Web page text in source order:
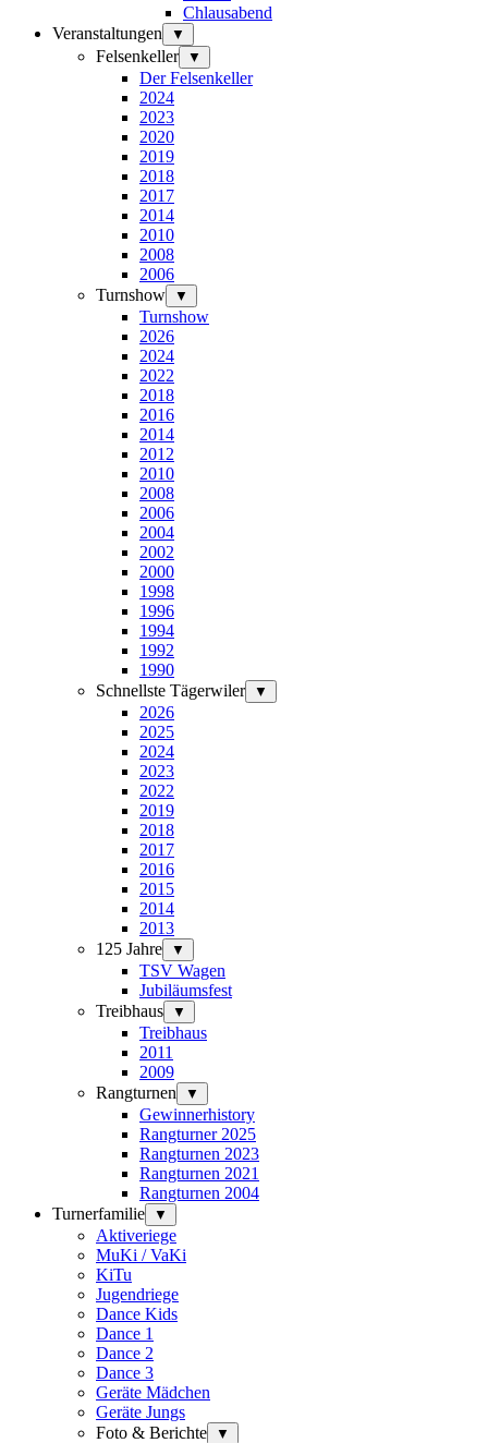
Chlausabend
Veranstaltungen
▼
Felsenkeller ▼
Der Felsenkeller
2024
2023
2020
2019
2018
2017
2014
2010
2008
2006
Turnshow
▼
Turnshow
2026
2024
2022
2018
2016
2014
2012
2010
2008
2006
2004
2002
2000
1998
1996
1994
1992
1990
Schnellste Tägerwiler
▼
2026
2025
2024
2023
2022
2019
2018
2017
2016
2015
2014
2013
125 Jahre
▼
TSV Wagen
Jubiläumsfest
Treibhaus
▼
Treibhaus
2011
2009
Rangturnen
▼
Gewinnerhistory
Rangturner 2025
Rangturnen 2023
Rangturnen 2021
Rangturnen 2004
Turnerfamilie
▼
Aktiveriege
MuKi / VaKi
KiTu
Jugendriege
Dance Kids
Dance 1
Dance 2
Dance 3
Geräte Mädchen
Geräte Jungs
Foto & Berichte
▼